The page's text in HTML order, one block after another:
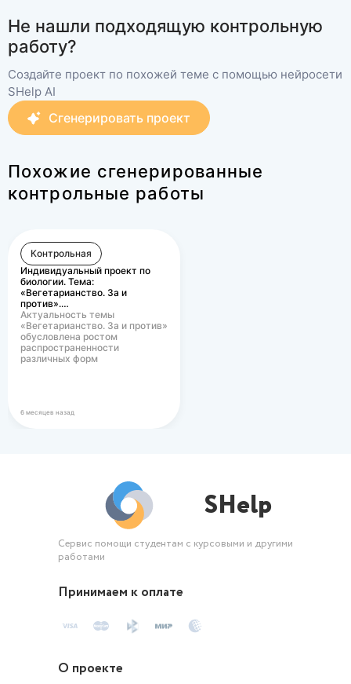
Не нашли подходящую контрольную
работу?
Создайте проект по похожей теме с помощью нейросети
SHelp AI
Сгенерировать проект
Похожие сгенерированные
контрольные работы
Контрольная
Индивидуальный проект по
биологии. Тема:
«Вегетарианство. За и
против».…
Актуальность темы
«Вегетарианство. За и против»
обусловлена ростом
распространенности
различных форм
6 месяцев назад
SHelp
Сервис помощи студентам с курсовыми и другими
работами
Принимаем к оплате
О проекте